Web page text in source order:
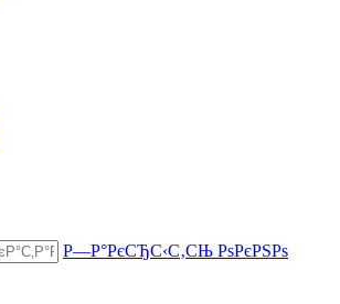
Р—Р°РєСЂС‹С‚СЊ РѕРєРЅРѕ